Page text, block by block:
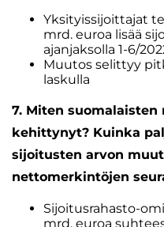
Yksityissijoittajat
mrd. euroa lisää
ajanjaksolla 1-6/
Muutos selittyy
laskulla
7. Miten
kehittynyt? Kuinka
sijoitusten arvon
nettomerkintöjen
Sijoitusrahasto-
mrd. euroa